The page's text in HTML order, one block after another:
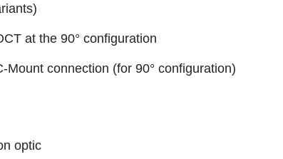
at the 90° configuration
connection (for 90° configuration)
optic